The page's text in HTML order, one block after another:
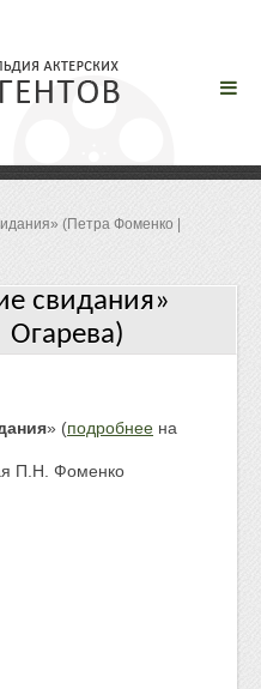
(Петра Фоменко |
сви­да­ния»
» (подробнее на
П.Н. Фоменко